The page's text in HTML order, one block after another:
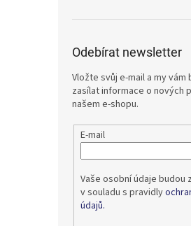
Odebírat newsletter
Vložte svůj e-mail a my vám
zasílat informace o nových
našem e-shopu.
E-mail
Vaše osobní údaje budou
v souladu s pravidly
údajů.